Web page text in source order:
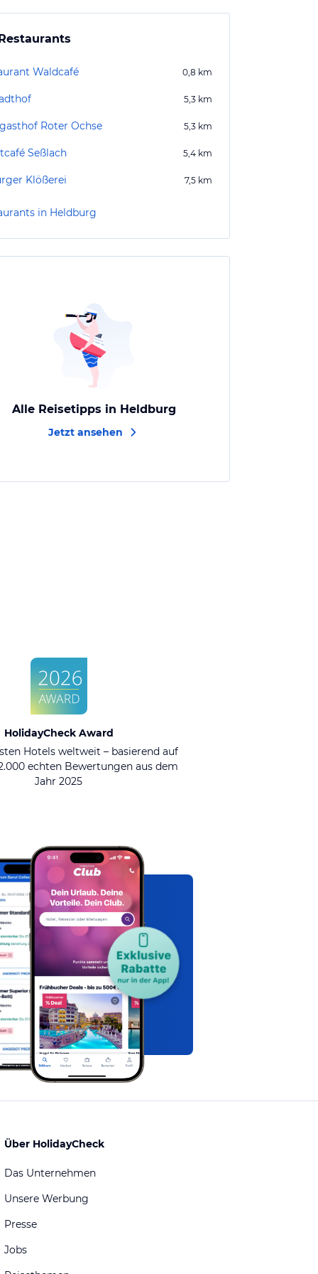
Waldcafé 0,8 km
5,3 km
Roter Ochse 5,3 km
Seßlach 5,4 km
Klößerei 7,5 km
in Heldburg
Alle Reisetipps in Heldburg
Jetzt ansehen
HolidayCheck Award
Hotels weltweit – basierend auf
echten Bewertungen aus dem
Jahr 2025
Über HolidayCheck
Das Unternehmen
Unsere Werbung
Presse
Jobs